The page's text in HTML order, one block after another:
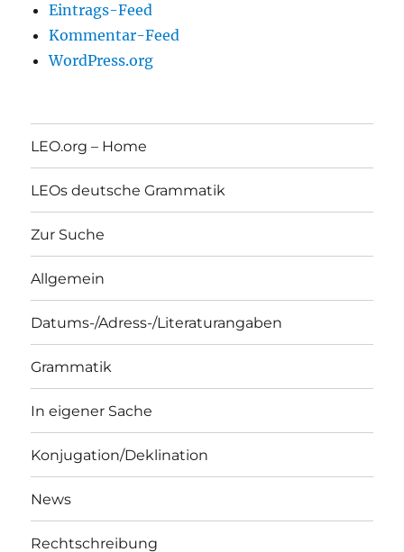
Eintrags-Feed
Kommentar-Feed
WordPress.org
LEO.org – Home
LEOs deutsche Grammatik
Zur Suche
Allgemein
Datums-/Adress-/Literaturangaben
Grammatik
In eigener Sache
Konjugation/Deklination
News
Rechtschreibung